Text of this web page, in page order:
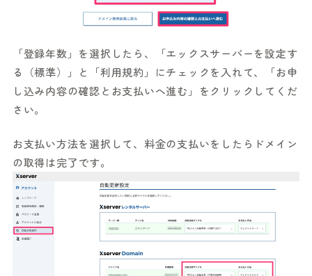
「登録年数」を選択したら、「エックスサーバーを設定す
る（標準）」と「利用規約」にチェックを入れて、「お申
し込み内容の確認とお支払いへ進む」をクリックしてくだ
さい。
お支払い方法を選択して、料金の支払いをしたらドメイン
の取得は完了です。